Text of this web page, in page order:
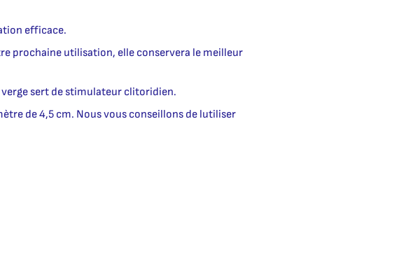
efficace.
prochaine utilisation, elle conservera le meilleur
verge sert de stimulateur clitoridien.
de 4,5 cm. Nous vous conseillons de lutiliser